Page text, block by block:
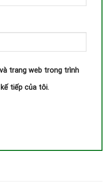
trang web trong trình
tiếp của tôi.